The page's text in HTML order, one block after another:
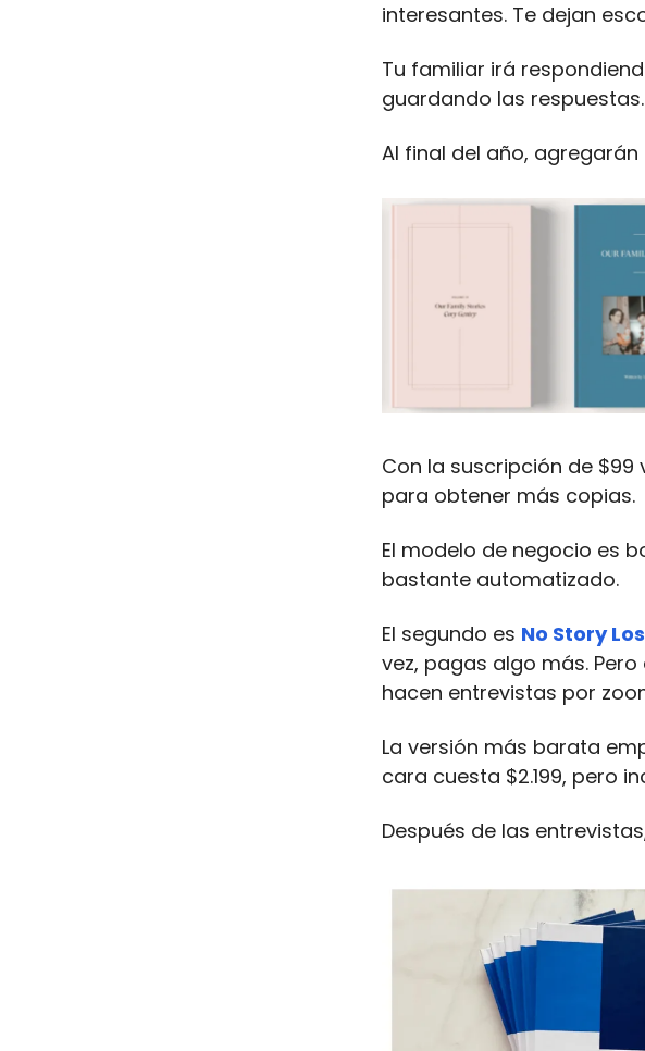
interesantes. Te dejan
Tu familiar irá
guardando las respuestas.
Al final del año,
Con la suscripción de
para obtener más copias.
El modelo de negocio es
bastante automatizado.
El segundo es No Story
vez, pagas algo más.
hacen entrevistas por
La versión más barata
cara cuesta $2.199, pero
Después de las